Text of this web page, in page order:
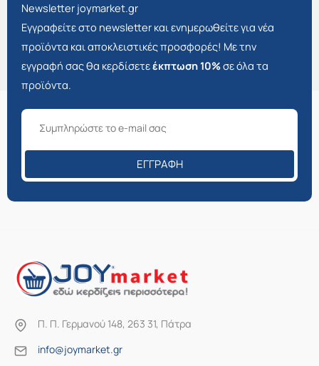
Newsletter joymarket.gr
Εγγραφείτε στο newsletter και ενημερωθείτε για νέα
προϊόντα και αποκλειστικές προσφορές! Με την
εγγραφή σας θα κερδίσετεέκπτωση 10%σε όλα τα
προϊόντα.
ΕΓΓΡΑΦΉ
Π. Π. Γερμανού 148, 263 31, Πάτρα
info@joymarket.gr